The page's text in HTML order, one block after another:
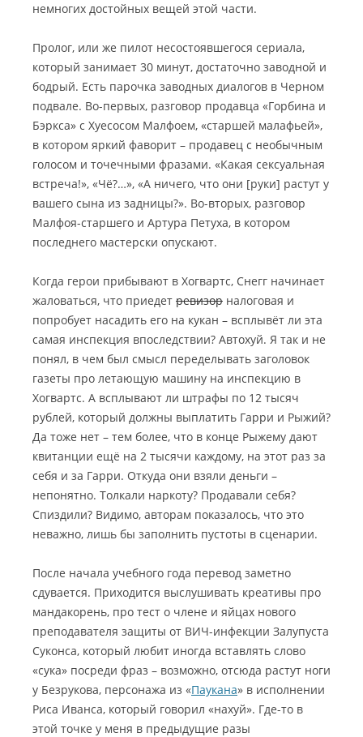
немногих достойных вещей этой части.
Пролог, или же пилот несостоявшегося сериала,
который занимает 30 минут, достаточно заводной и
бодрый. Есть парочка заводных диалогов в Черном
подвале. Во-первых, разговор продавца «Горбина и
Бэркса» с Хуесосом Малфоем, «старшей малафьей»,
в котором яркий фаворит – продавец с необычным
голосом и точечными фразами. «Какая сексуальная
встреча!», «Чё?…», «А ничего, что они [руки] растут у
вашего сына из задницы?». Во-вторых, разговор
Малфоя-старшего и Артура Петуха, в котором
последнего мастерски опускают.
Когда герои прибывают в Хогвартс, Снегг начинает
жаловаться, что приедет ревизор налоговая и
попробует насадить его на кукан – всплывёт ли эта
самая инспекция впоследствии? Автохуй. Я так и не
понял, в чем был смысл переделывать заголовок
газеты про летающую машину на инспекцию в
Хогвартс. А всплывают ли штрафы по 12 тысяч
рублей, который должны выплатить Гарри и Рыжий?
Да тоже нет – тем более, что в конце Рыжему дают
квитанции ещё на 2 тысячи каждому, на этот раз за
себя и за Гарри. Откуда они взяли деньги –
непонятно. Толкали наркоту? Продавали себя?
Спиздили? Видимо, авторам показалось, что это
неважно, лишь бы заполнить пустоты в сценарии.
После начала учебного года перевод заметно
сдувается. Приходится выслушивать креативы про
мандакорень, про тест о члене и яйцах нового
преподавателя защиты от ВИЧ-инфекции Залупуста
Суконса, который любит иногда вставлять слово
«сука» посреди фраз – возможно, отсюда растут ноги
у Безрукова, персонажа из «Паукана» в исполнении
Риса Иванса, который говорил «нахуй». Где-то в
этой точке у меня в предыдущие разы